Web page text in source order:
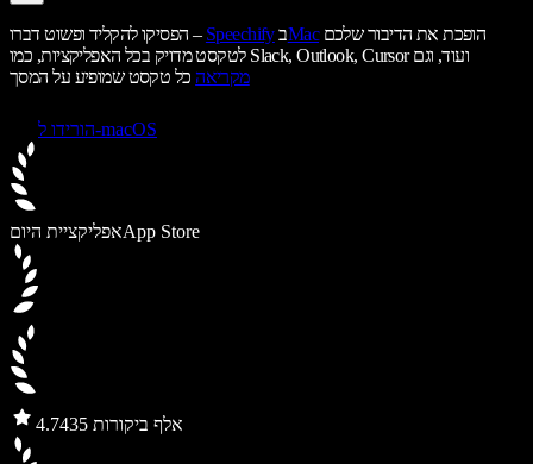
הפסיקו להקליד ופשוט דברו – Speechify בMacהופכת את הדיבור שלכם
לטקסט מדויק בכל האפליקציות, כמו Slack, Outlook, Cursor ועוד, וגם
מקריאהכל טקסט שמופיע על המסך
הורידו ל-macOS
אפליקציית היוםApp Store
4.7 435 אלף ביקורות